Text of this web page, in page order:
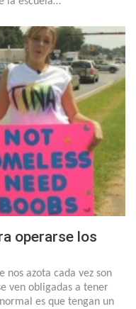
operarse los
nos azota cada vez son
ven obligadas a tener
es que tengan un